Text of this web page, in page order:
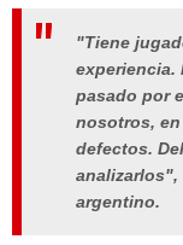
"Tiene
experiencia.
pasado por
nosotros,
defectos.
analizarlos",
argentino.